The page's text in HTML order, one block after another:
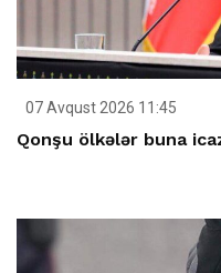
07 Avqust 2026 11:45
Qonşu ölkələr buna